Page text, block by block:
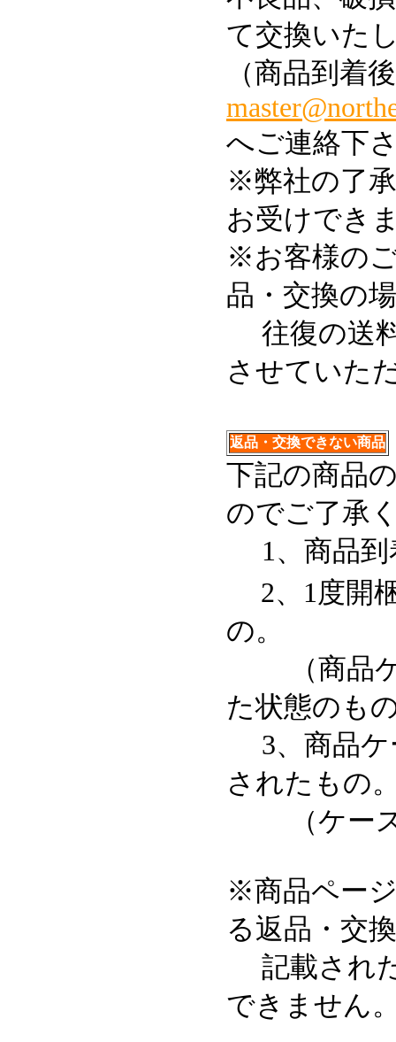
て交換いた
（商品到着
へご連絡下
※弊社の了
お受けでき
※お客様の
品・交換の
往復の送
させていた
返品・交換できない商品
下記の商品
のでご了承
1、商品到
2、1度開
の。
（商品ケ
た状態のも
3、商品ケ
されたもの
（ケース
※商品ペー
る返品・交
記載され
できません